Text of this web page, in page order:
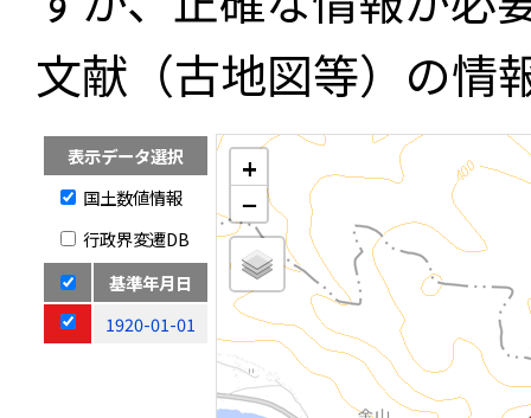
文献（古地図等）の情
表示データ選択
国土数値情報
行政界変遷DB
基準年月日
1920-01-01
+
−